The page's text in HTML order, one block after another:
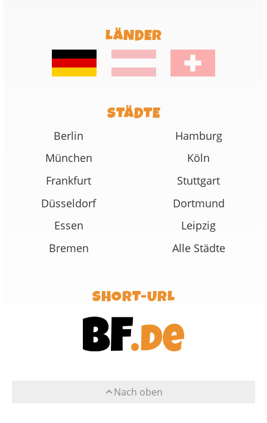
LÄNDER
STÄDTE
Berlin
Hamburg
München
Köln
Frankfurt
Stuttgart
Düsseldorf
Dortmund
Essen
Leipzig
Bremen
Alle Städte
SHORT-URL
Nach oben